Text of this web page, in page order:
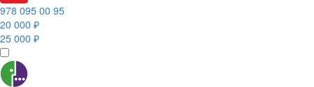
978 095 00 95
20 000 ₽
25 000 ₽